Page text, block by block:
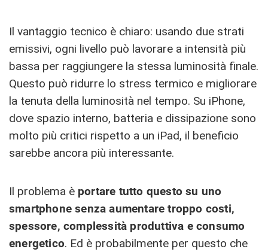
Il vantaggio tecnico è chiaro: usando due strati
emissivi, ogni livello può lavorare a intensità più
bassa per raggiungere la stessa luminosità finale.
Questo può ridurre lo stress termico e migliorare
la tenuta della luminosità nel tempo. Su iPhone,
dove spazio interno, batteria e dissipazione sono
molto più critici rispetto a un iPad, il beneficio
sarebbe ancora più interessante.
Il problema è portare tutto questo su uno
smartphone senza aumentare troppo costi,
spessore, complessità produttiva e consumo
energetico. Ed è probabilmente per questo che